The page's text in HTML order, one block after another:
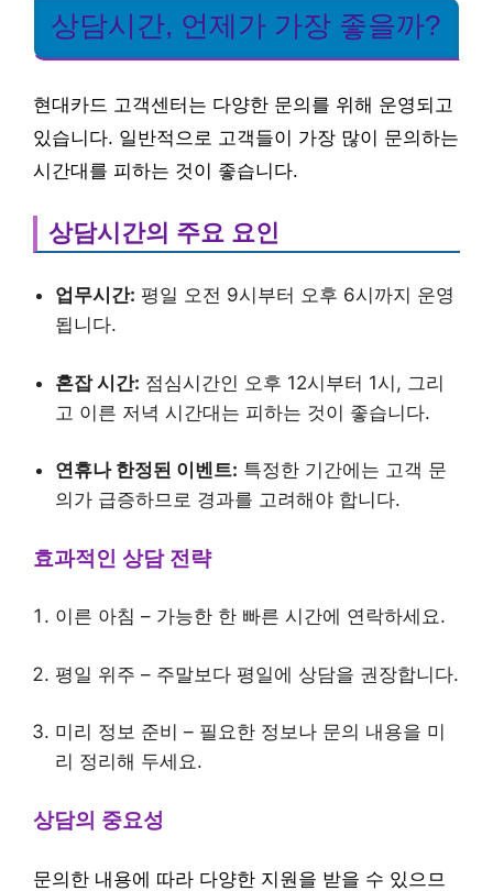
상담시간, 언제가 가장 좋을까?
현대카드 고객센터는 다양한 문의를 위해 운영되고
있습니다. 일반적으로 고객들이 가장 많이 문의하는
시간대를 피하는 것이 좋습니다.
상담시간의 주요 요인
업무시간: 평일 오전 9시부터 오후 6시까지 운영
됩니다.
혼잡 시간: 점심시간인 오후 12시부터 1시, 그리
고 이른 저녁 시간대는 피하는 것이 좋습니다.
연휴나 한정된 이벤트: 특정한 기간에는 고객 문
의가 급증하므로 경과를 고려해야 합니다.
효과적인 상담 전략
이른 아침 – 가능한 한 빠른 시간에 연락하세요.
평일 위주 – 주말보다 평일에 상담을 권장합니다.
미리 정보 준비 – 필요한 정보나 문의 내용을 미
리 정리해 두세요.
상담의 중요성
문의한 내용에 따라 다양한 지원을 받을 수 있으므